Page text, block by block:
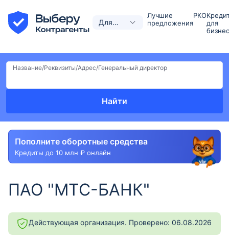
Для
Лучшие
предложения
РКО
для
Название/Реквизиты/Адрес/Генеральный директор
Найти
Пополните оборотные средства
Кредиты до 10 млн ₽ онлайн
ПАО "МТС-БАНК"
Действующая организация. Проверено: 06.08.2026